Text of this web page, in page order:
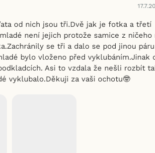
od nich jsou tři.Dvě jak je fotka a třetí
není jejich protože samice z ničeho
se tři a dalo se pod jinou páru
bylo vloženo před vyklubáním.Jinak
Asi to vzdala že nešli rozbít
vyklubalo.Děkuji za vaši ochotu🤓